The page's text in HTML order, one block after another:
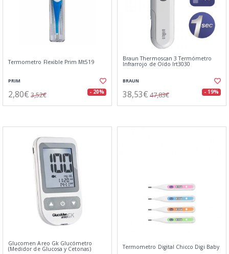
Termometro Flexible Prim Mt519
PRIM
2,80€ 3,52€ - 20%
Braun Thermoscan 3 Termómetro
Infrarrojo de Oído Irt3030
BRAUN
38,53€ 47,83€ - 19%
Glucomen Areo Gk Glucómetro
(Medidor de Glucosa y Cetonas) Termometro Digital Chicco Digi Baby